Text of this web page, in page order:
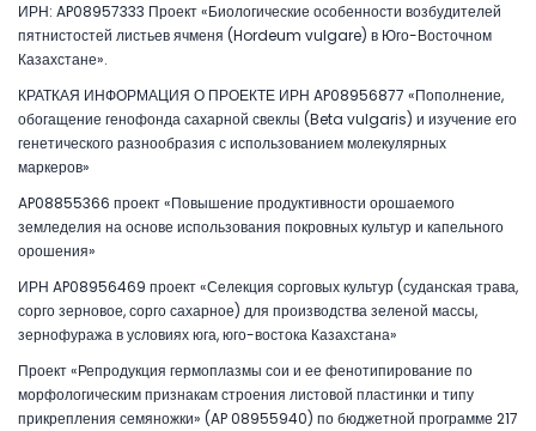
ИРН: AP08957333 Проект «Биологические особенности возбудителей
пятнистостей листьев ячменя (Hordeum vulgare) в Юго-Восточном
Казахстане».
КРАТКАЯ ИНФОРМАЦИЯ О ПРОЕКТЕ ИРН AP08956877 «Пополнение,
обогащение генофонда сахарной свеклы (Beta vulgaris) и изучение его
генетического разнообразия с использованием молекулярных
маркеров»
AP08855366 проект «Повышение продуктивности орошаемого
земледелия на основе использования покровных культур и капельного
орошения»
ИРН AP08956469 проект «Селекция сорговых культур (суданская трава,
сорго зерновое, сорго сахарное) для производства зеленой массы,
зернофуража в условиях юга, юго-востока Казахстана»
Проект «Репродукция гермоплазмы сои и ее фенотипирование по
морфологическим признакам строения листовой пластинки и типу
прикрепления семяножки» (AP 08955940) по бюджетной программе 217